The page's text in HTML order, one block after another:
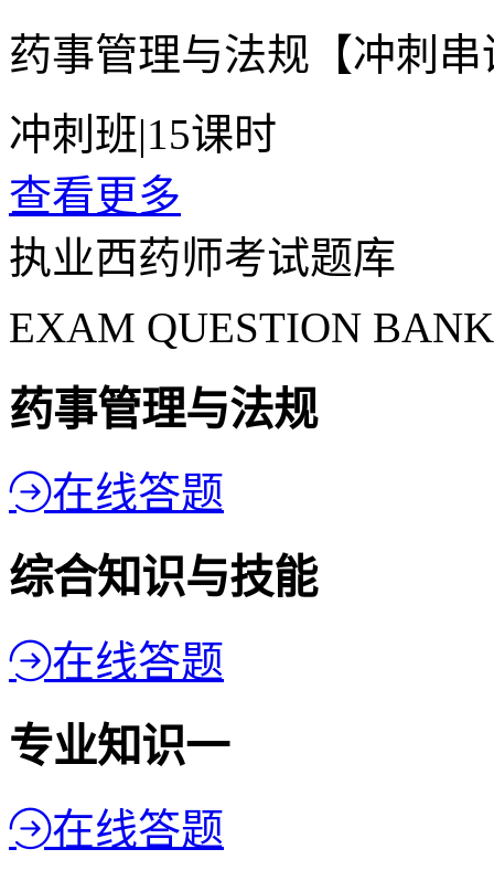
药事管理与法规【冲刺
冲刺班|15课时
查看更多
执业西药师考试题库
EXAM QUESTION BANK
药事管理与法规
在线答题
综合知识与技能
在线答题
专业知识一
在线答题